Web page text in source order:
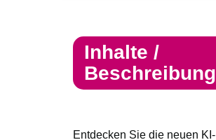
Inhalte /
Beschreibung
Entdecken Sie die neuen KI-